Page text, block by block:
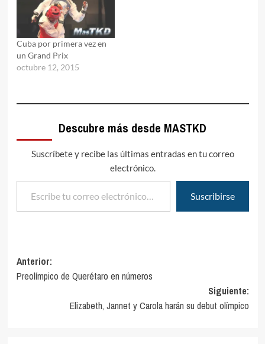
Cuba por primera vez en
un Grand Prix
octubre 12, 2015
Descubre más desde MASTKD
Suscríbete y recibe las últimas entradas en tu correo
electrónico.
Escribe tu correo electrónico…
Suscribirse
Navegación
de
entradas
Anterior:
Preolímpico de Querétaro en números
Siguiente:
Elizabeth, Jannet y Carola harán su debut olímpico